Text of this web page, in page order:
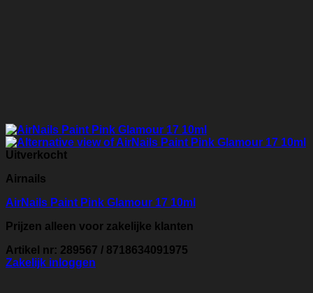
Uitverkocht
Airnails
AirNails Paint Pink Glamour 17 10ml
Prijzen alleen voor zakelijke klanten
Artikel nr: 289567 / 8718634091975
Zakelijk inloggen